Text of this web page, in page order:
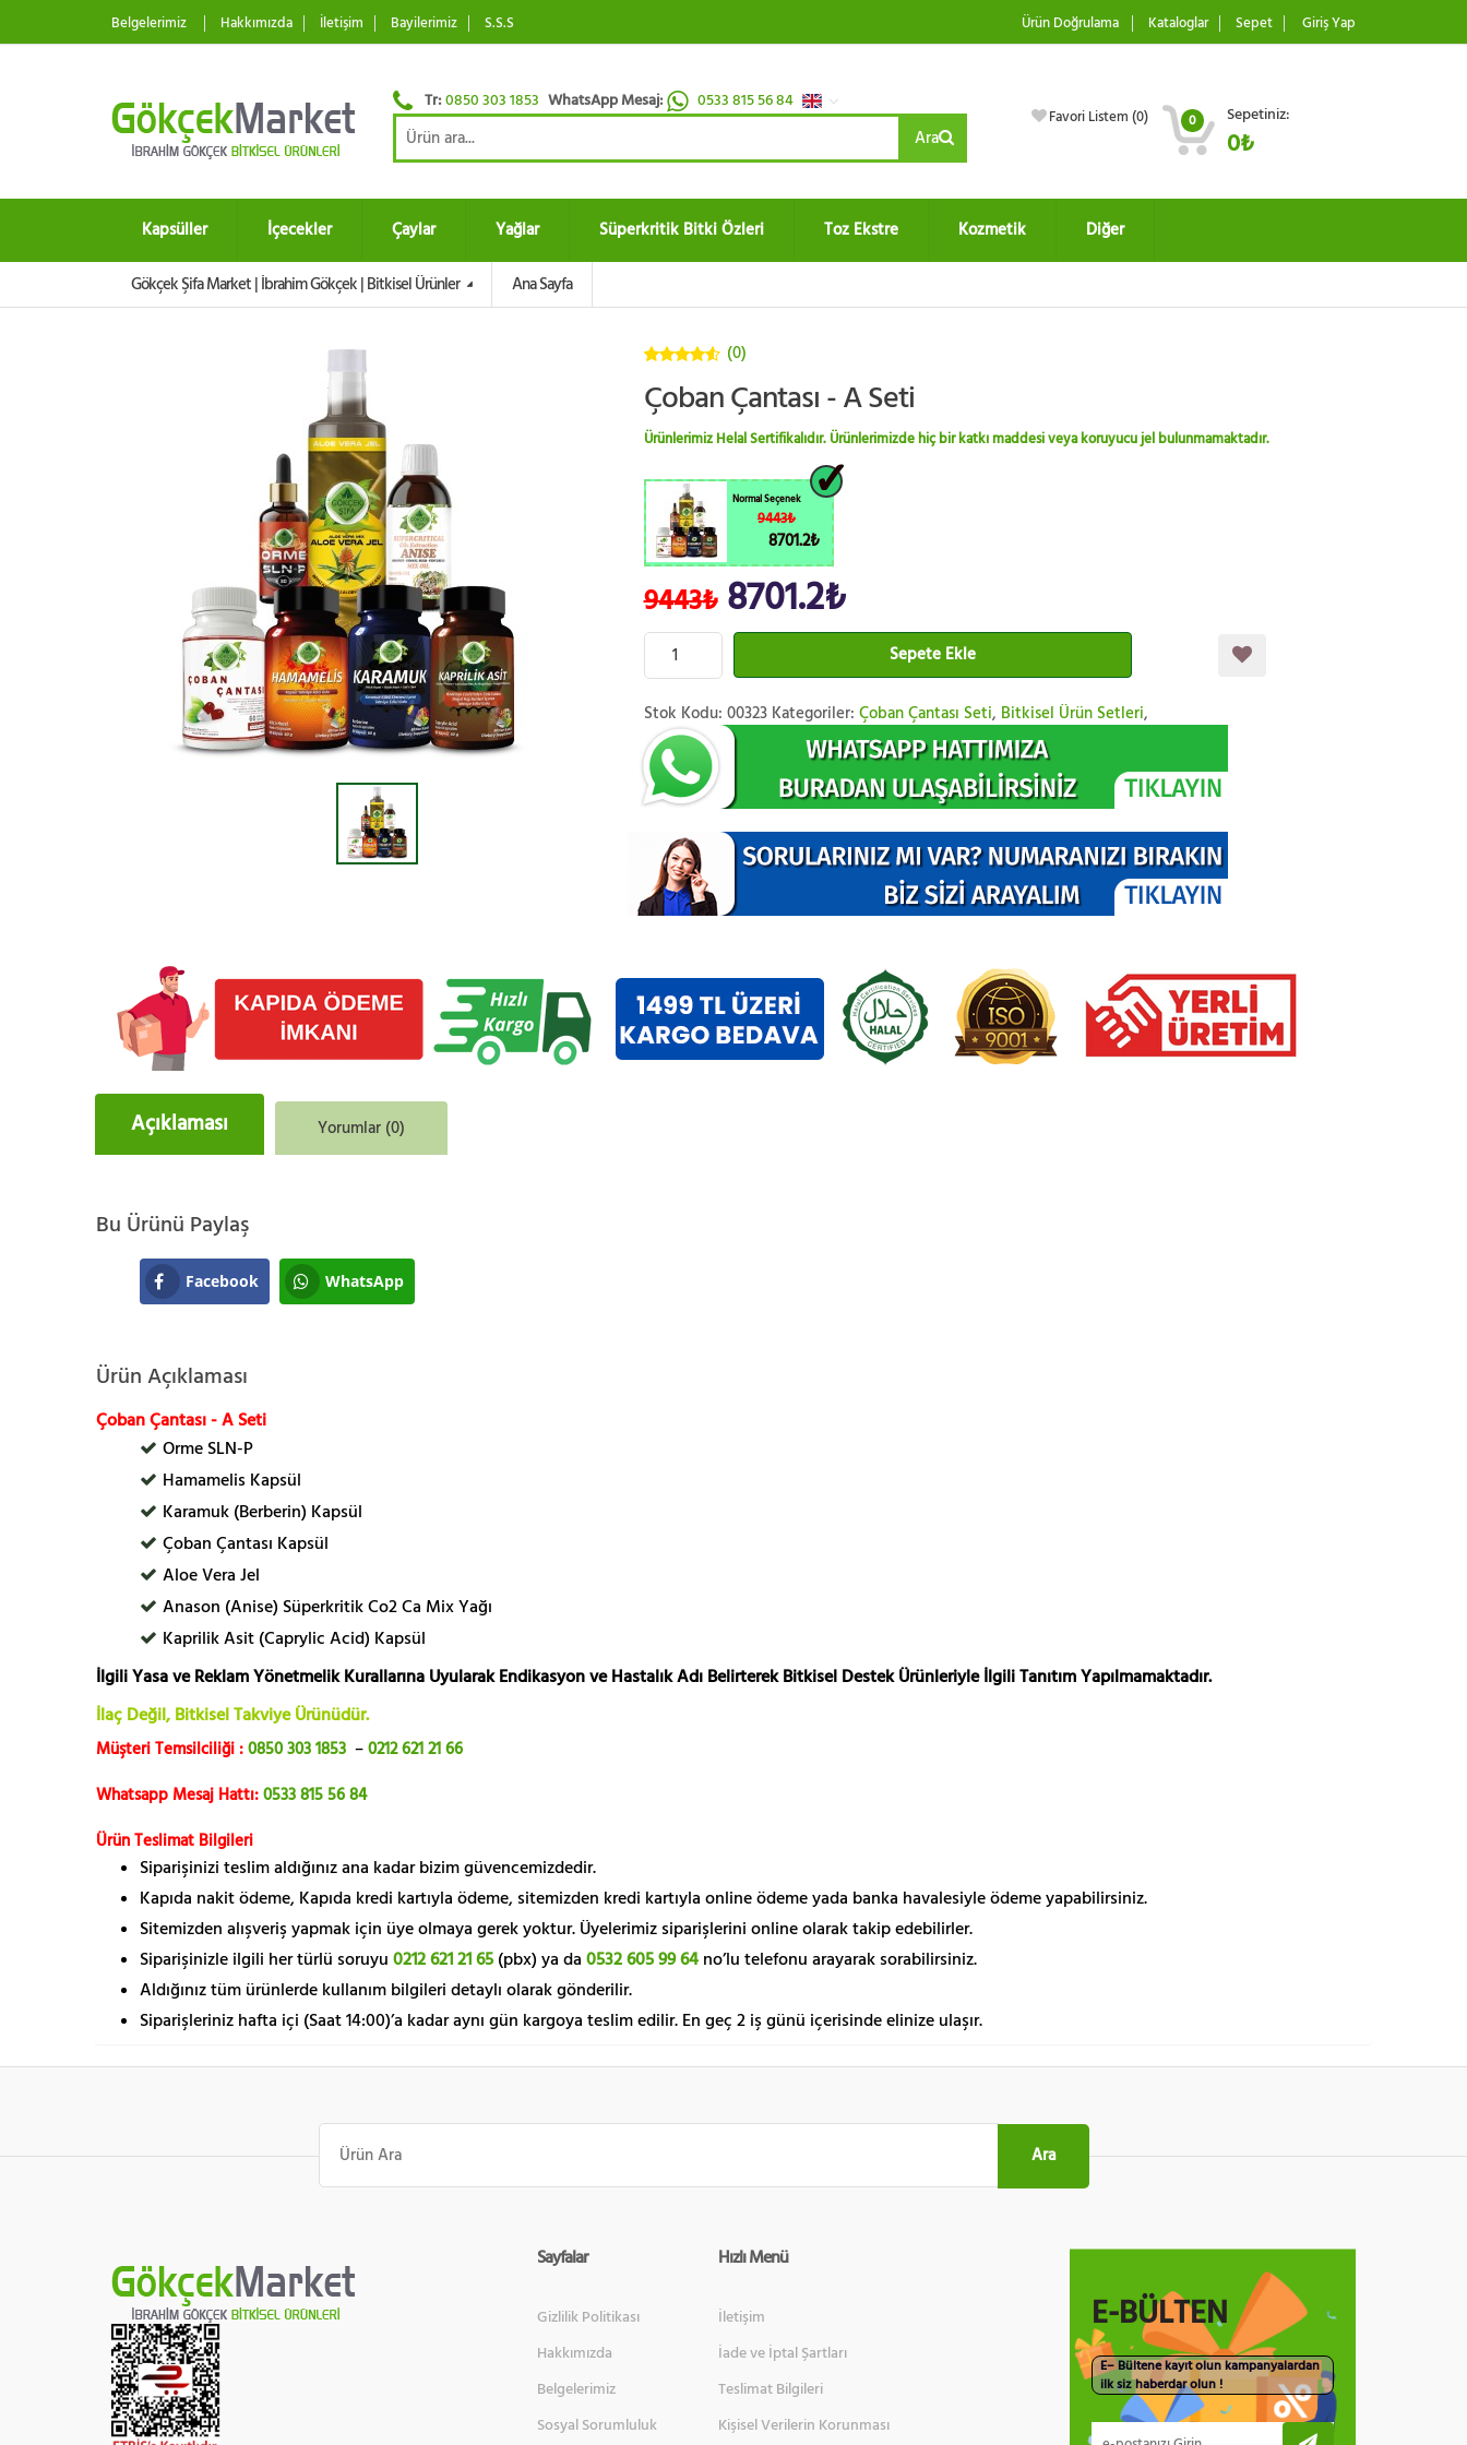
Belgelerimiz Hakkımızda İletişim Bayilerimiz S.S.S Ürün Doğrulama Kataloglar Sepet Giriş Yap
Tr:0850 303 1853 WhatsApp Mesaj: 0533 815 56 84
Ara
Favori Listem (0) 0 Sepetiniz:
0₺
Kapsüller İçecekler Çaylar Yağlar Süperkritik Bitki Özleri Toz Ekstre Kozmetik Diğer
Gökçek Şifa Market | İbrahim Gökçek | Bitkisel Ürünler Ana Sayfa
üzerinden
(0)
Çoban Çantası - A Seti
Ürünlerimiz Helal Sertifikalıdır. Ürünlerimizde hiç bir katkı maddesi veya koruyucu jel bulunmamaktadır.
Normal Seçenek
9443₺
8701.2₺
9443₺8701.2₺
Sepete Ekle
Stok Kodu: 00323 Kategoriler: Çoban Çantası Seti, Bitkisel Ürün Setleri,
Açıklaması Yorumlar (0)
Bu Ürünü Paylaş
Facebook WhatsApp
Ürün Açıklaması
Çoban Çantası - A Seti
Orme SLN-P
Hamamelis Kapsül
Karamuk (Berberin) Kapsül
Çoban Çantası Kapsül
Aloe Vera Jel
Anason (Anise) Süperkritik Co2 Ca Mix Yağı
Kaprilik Asit (Caprylic Acid) Kapsül
İlgili Yasa ve Reklam Yönetmelik Kurallarına Uyularak Endikasyon ve Hastalık Adı Belirterek Bitkisel Destek Ürünleriyle İlgili Tanıtım Yapılmamaktadır.
İlaç Değil, Bitkisel Takviye Ürünüdür.
Müşteri Temsilciliği :0850 303 1853 –0212 621 21 66
Whatsapp Mesaj Hattı:0533 815 56 84
Ürün Teslimat Bilgileri
Siparişinizi teslim aldığınız ana kadar bizim güvencemizdedir.
Kapıda nakit ödeme, Kapıda kredi kartıyla ödeme, sitemizden kredi kartıyla online ödeme yada banka havalesiyle ödeme yapabilirsiniz.
Sitemizden alışveriş yapmak için üye olmaya gerek yoktur. Üyelerimiz siparişlerini online olarak takip edebilirler.
Siparişinizle ilgili her türlü soruyu 0212 621 21 65 (pbx) ya da 0532 605 99 64 no’lu telefonu arayarak sorabilirsiniz.
Aldığınız tüm ürünlerde kullanım bilgileri detaylı olarak gönderilir.
Siparişleriniz hafta içi (Saat 14:00)’a kadar aynı gün kargoya teslim edilir. En geç 2 iş günü içerisinde elinize ulaşır.
Ara:
Ara
Sayfalar
Gizlilik Politikası
Hakkımızda
Belgelerimiz
Sosyal Sorumluluk
Hızlı Menü
İletişim
İade ve İptal Şartları
Teslimat Bilgileri
Kişisel Verilerin Korunması
E-BÜLTEN
E– Bültene kayıt olun kampanyalardan
ilk siz haberdar olun !